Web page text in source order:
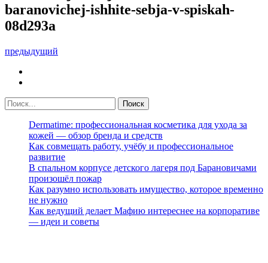
baranovichej-ishhite-sebja-v-spiskah-
08d293a
предыдущий
Dermatime: профессиональная косметика для ухода за
кожей — обзор бренда и средств
Как совмещать работу, учёбу и профессиональное
развитие
В спальном корпусе детского лагеря под Барановичами
произошёл пожар
Как разумно использовать имущество, которое временно
не нужно
Как ведущий делает Мафию интереснее на корпоративе
— идеи и советы